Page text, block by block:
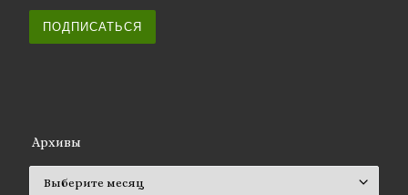
ПОДПИСАТЬСЯ
Архивы